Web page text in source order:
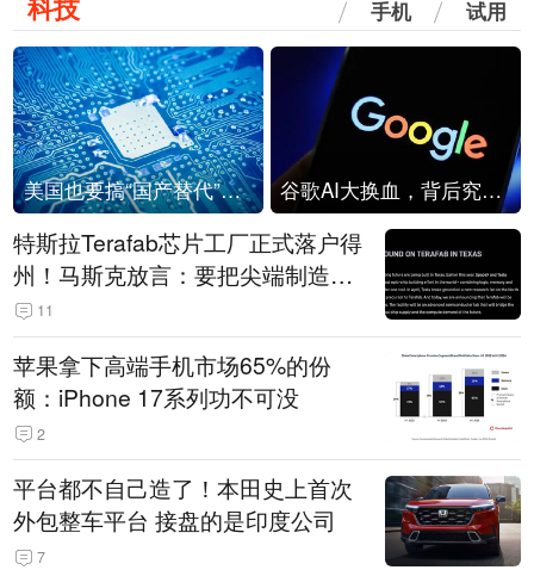
科技 手机 试用
美国也要搞“国产替代”？先算清三笔账 谷歌AI大换血，背后究竟发生了什么？
特斯拉Terafab芯片工厂正式落户得
州！马斯克放言：要把尖端制造带
回美国
11
苹果拿下高端手机市场65%的份
额：iPhone 17系列功不可没
2
平台都不自己造了！本田史上首次
外包整车平台 接盘的是印度公司
7